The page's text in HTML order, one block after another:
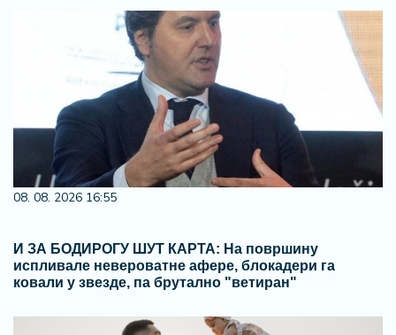
08. 08. 2026 16:55
И ЗА БОДИРОГУ ШУТ КАРТА: На површину
испливале невероватне афере, блокадери га
ковали у звезде, па брутално "ветиран"